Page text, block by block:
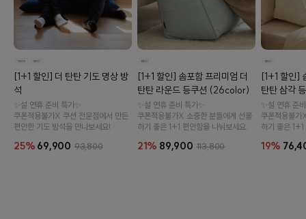
[1+1 할인] 더 탄탄 기도 명상 방
석
✨설 연휴 준비 특가✨
쿠폰적용불가X 쿠션 전문점에서 만든
편안한 기도 방석을 만나보세요!
25% 69,900 93,800
[1+1 할인] 솜포함 프리미엄 더
탄탄 라운드 등쿠션 (26color)
✨설 연휴 준비 특가✨
쿠폰적용불가X 소중한 분들에게 선물
하기 좋은 1+1 편안함을 나눠보세요.
21% 89,900 113,800
[1+1 할인]
탄탄 삼각
✨설 연휴 준
쿠폰적용불가
하기 좋은
19%